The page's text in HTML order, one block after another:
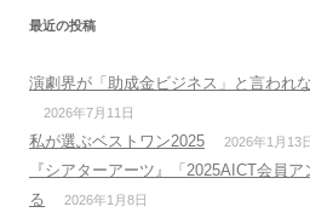
最近の投稿
演劇界が「助成金ビジネス」と言われ
2026年7月11日
私が選ぶベストワン2025 2026年1月13日
『シアターアーツ』「2025AICT会員
る
2026年1月8日